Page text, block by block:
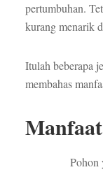
pertumbuhan.
kurang menarik
Itulah beberapa
membahas
Pohon yang